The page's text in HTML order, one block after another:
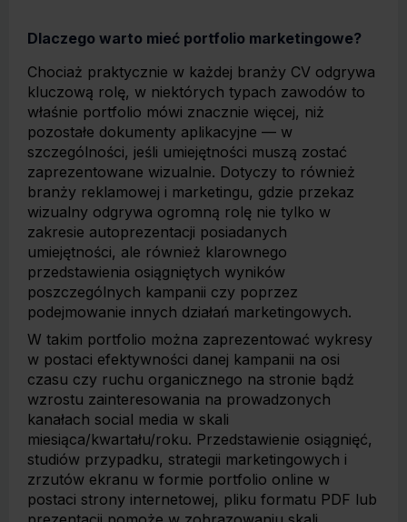
Dlaczego warto mieć portfolio marketingowe?
Chociaż praktycznie w każdej branży CV odgrywa
kluczową rolę, w niektórych typach zawodów to
właśnie portfolio mówi znacznie więcej, niż
pozostałe dokumenty aplikacyjne — w
szczególności, jeśli umiejętności muszą zostać
zaprezentowane wizualnie. Dotyczy to również
branży reklamowej i marketingu, gdzie przekaz
wizualny odgrywa ogromną rolę nie tylko w
zakresie autoprezentacji posiadanych
umiejętności, ale również klarownego
przedstawienia osiągniętych wyników
poszczególnych kampanii czy poprzez
podejmowanie innych działań marketingowych.
W takim portfolio można zaprezentować wykresy
w postaci efektywności danej kampanii na osi
czasu czy ruchu organicznego na stronie bądź
wzrostu zainteresowania na prowadzonych
kanałach social media w skali
miesiąca/kwartału/roku. Przedstawienie osiągnięć,
studiów przypadku, strategii marketingowych i
zrzutów ekranu w formie portfolio online w
postaci strony internetowej, pliku formatu PDF lub